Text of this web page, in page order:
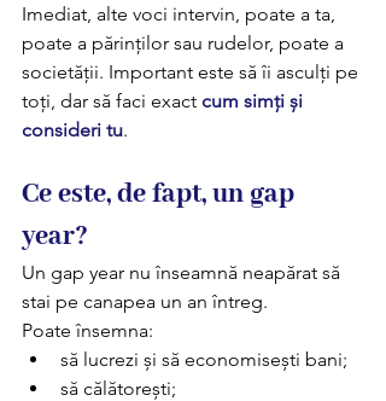
Imediat, alte voci intervin, poate a ta,
poate a părinților sau rudelor, poate a
societății. Important este să îi asculți pe
toți, dar să faci exact cum simți și
consideri tu.
Ce este, de fapt, un gap
year?
Un gap year nu înseamnă neapărat să
stai pe canapea un an întreg.
Poate însemna:
să lucrezi și să economisești bani;
să călătorești;